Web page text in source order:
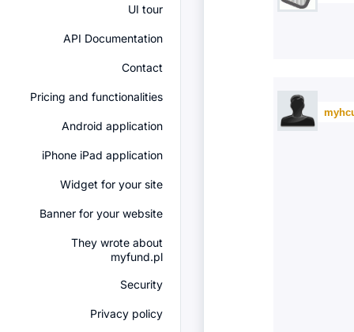
UI tour
API Documentation
Contact
Pricing and functionalities
Android application
iPhone iPad application
Widget for your site
Banner for your website
They wrote about
myfund.pl
Security
Privacy policy